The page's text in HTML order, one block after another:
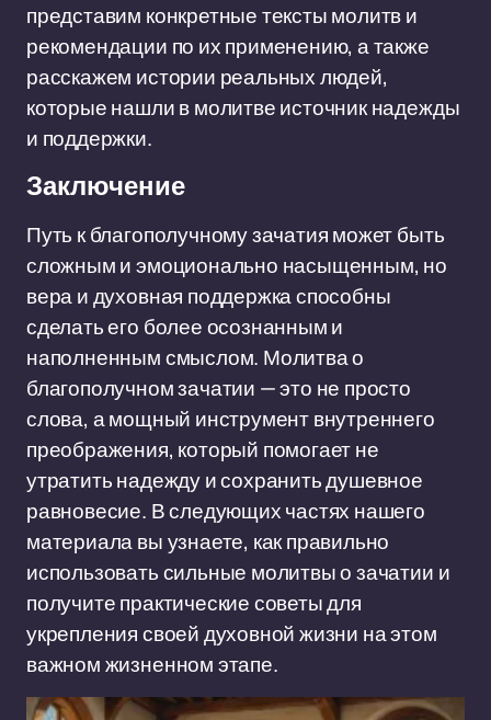
представим конкретные тексты молитв и
рекомендации по их применению, а также
расскажем истории реальных людей,
которые нашли в молитве источник надежды
и поддержки.
Заключение
Путь к благополучному зачатия может быть
сложным и эмоционально насыщенным, но
вера и духовная поддержка способны
сделать его более осознанным и
наполненным смыслом. Молитва о
благополучном зачатии — это не просто
слова, а мощный инструмент внутреннего
преображения, который помогает не
утратить надежду и сохранить душевное
равновесие. В следующих частях нашего
материала вы узнаете, как правильно
использовать сильные молитвы о зачатии и
получите практические советы для
укрепления своей духовной жизни на этом
важном жизненном этапе.